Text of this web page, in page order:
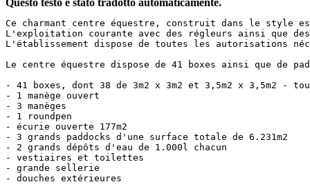
Ce charmant centre équestre, construit dans le style
L'exploitation courante avec des régleurs ainsi que
L'établissement dispose de toutes les autorisations
Le centre équestre dispose de 41 boxes ainsi que de
- 41 boxes, dont 38 de 3m2 x 3m2 et 3,5m2 x 3,5m2 -
- 1 manège ouvert
- 3 manèges
- 1 roundpen
- écurie ouverte 177m2
- 3 grands paddocks d'une surface totale de 6.231m2
- 2 grands dépôts d'eau de 1.000l chacun
- vestiaires et toilettes
- grande sellerie
- douches extérieures